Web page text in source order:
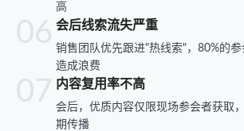
高
会后线索流失严重
销售团队优先跟进"热线索"，80%的
造成浪费
内容复用率不高
会后，优质内容仅限现场参会者获取
期传播